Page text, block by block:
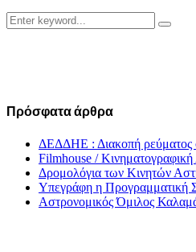
Search
for:
Search
Πρόσφατα άρθρα
ΔΕΔΔΗΕ : Διακοπή ρεύματος
Filmhouse /
Δρομολόγια των Κινητών
Υπεγράφη η Προγραμματική
Αστρονομικός Όμιλος